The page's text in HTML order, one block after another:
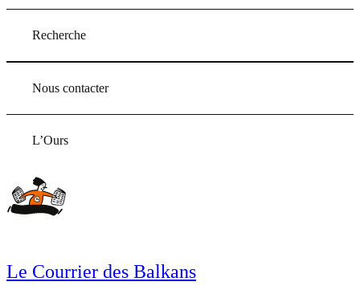
Recherche
Nous contacter
L’Ours
Le Courrier des Balkans